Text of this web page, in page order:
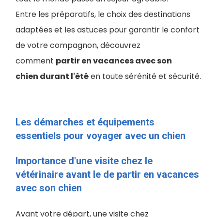
Entre les préparatifs, le choix des destinations
adaptées et les astuces pour garantir le confort
de votre compagnon, découvrez
comment partir en vacances avec son
chien durant l'étéen toute sérénité et sécurité.
Les démarches et équipements
essentiels pour voyager avec un chien
Importance d'une visite chez le
vétérinaire avant le de partir en vacances
avec son chien
Avant votre départ, une visite chez